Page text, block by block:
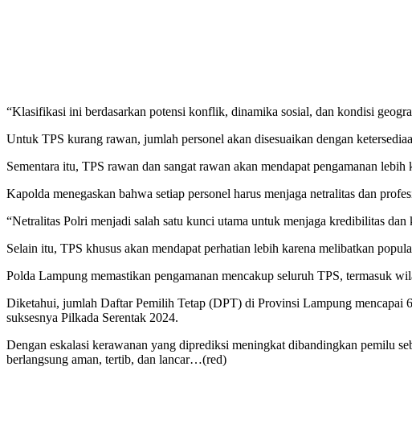
“Klasifikasi ini berdasarkan potensi konflik, dinamika sosial, dan kondisi
Untuk TPS kurang rawan, jumlah personel akan disesuaikan dengan
Sementara itu, TPS rawan dan sangat rawan akan mendapat pengamanan
Kapolda menegaskan bahwa setiap personel harus menjaga netralitas dan
“Netralitas Polri menjadi salah satu kunci utama untuk menjaga kredibilitas
Selain itu, TPS khusus akan mendapat perhatian lebih karena melibatkan
Polda Lampung memastikan pengamanan mencakup seluruh TPS, termasuk
Diketahui, jumlah Daftar Pemilih Tetap (DPT) di Provinsi Lampung mencapai
suksesnya Pilkada Serentak 2024.
Dengan eskalasi kerawanan yang diprediksi meningkat dibandingkan pemilu
berlangsung aman, tertib, dan lancar…(red)